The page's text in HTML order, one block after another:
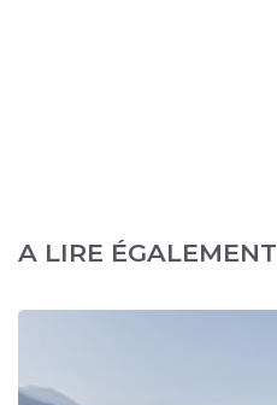
A LIRE ÉGALEMENT